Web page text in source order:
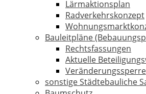
Lärmaktionsplan
Radverkehrskonzept
Bauleitpläne
Rechtsfassungen
Aktuelle
Veränderungssperre
sonstige Städtebauliche